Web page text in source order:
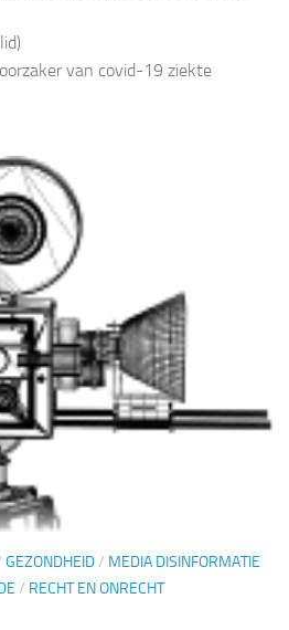
van covid-19 ziekte
GEZONDHEID/ MEDIA DISINFORMATIE
/ RECHT EN ONRECHT